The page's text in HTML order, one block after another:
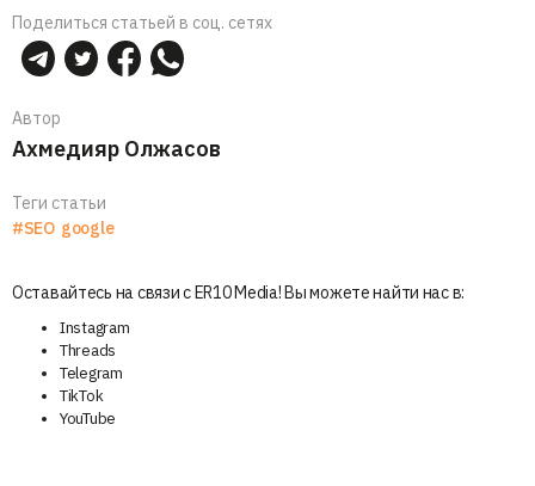
Поделиться статьей в соц. сетях
Автор
Ахмедияр Олжасов
Теги статьи
#SEO google
Оставайтесь на связи с ER10 Media! Вы можете найти нас в:
Instagram
Threads
Telegram
TikTok
YouTube